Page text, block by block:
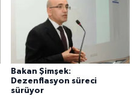
Bakan Şimşek:
Dezenflasyon süreci
sürüyor